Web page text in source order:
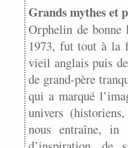
Grands mythes et
Orphelin de bonne
1973, fut tout à la
vieil anglais puis
de grand-père
qui a marqué
univers
nous entraîne, in